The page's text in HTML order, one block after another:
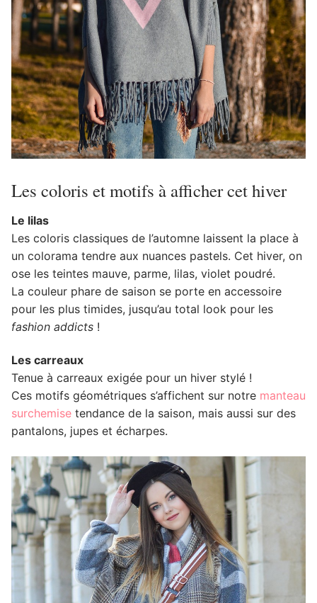
Les coloris et motifs à afficher cet hiver
Le lilas
Les coloris classiques de l’automne laissent la place à
un colorama tendre aux nuances pastels. Cet hiver, on
ose les teintes mauve, parme, lilas, violet poudré.
La couleur phare de saison se porte en accessoire
pour les plus timides, jusqu’au total look pour les
fashion addicts !
Les carreaux
Tenue à carreaux exigée pour un hiver stylé !
Ces motifs géométriques s’affichent sur notre manteau
surchemise tendance de la saison, mais aussi sur des
pantalons, jupes et écharpes.